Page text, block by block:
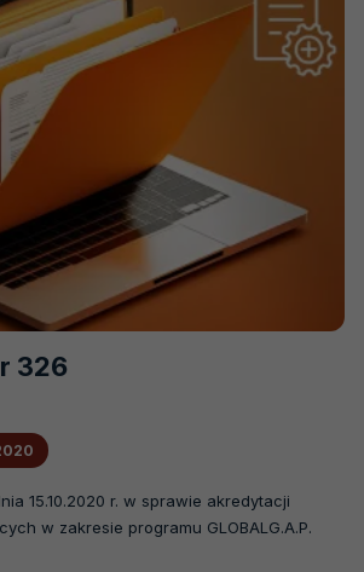
326
15.10.2020 r. w sprawie akredytacji
w zakresie programu GLOBALG.A.P.